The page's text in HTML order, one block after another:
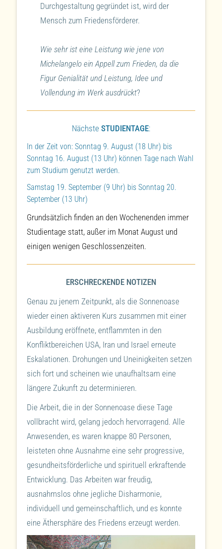
Durchgestaltung gegründet ist, wird der
Mensch zum Friedensförderer.
Wie sehr ist eine Leistung wie jene von
Michelangelo ein Appell zum Frieden, da die
Figur Genialität und Leistung, Idee und
Vollendung im Werk ausdrückt?
Nächste STUDIENTAGE:
In der Zeit von: Sonntag 9. August (18 Uhr) bis
Sonntag 16. August (13 Uhr) können Tage nach Wahl
zum Studium genutzt werden.
Samstag 19. September (9 Uhr) bis Sonntag 20.
September (13 Uhr)
Grundsätzlich finden an den Wochenenden immer
Studientage statt, außer im Monat August und
einigen wenigen Geschlossenzeiten.
ERSCHRECKENDE NOTIZEN
Genau zu jenem Zeitpunkt, als die Sonnenoase
wieder einen aktiveren Kurs zusammen mit einer
Ausbildung eröffnete, entflammten in den
Konfliktbereichen USA, Iran und Israel erneute
Eskalationen. Drohungen und Uneinigkeiten setzen
sich fort und scheinen wie unaufhaltsam eine
längere Zukunft zu determinieren.
Die Arbeit, die in der Sonnenoase diese Tage
vollbracht wird, gelang jedoch hervorragend. Alle
Anwesenden, es waren knappe 80 Personen,
leisteten ohne Ausnahme eine sehr progressive,
gesundheitsförderliche und spirituell erkraftende
Entwicklung. Das Arbeiten war freudig,
ausnahmslos ohne jegliche Disharmonie,
individuell und gemeinschaftlich, und es konnte
eine Äthersphäre des Friedens erzeugt werden.